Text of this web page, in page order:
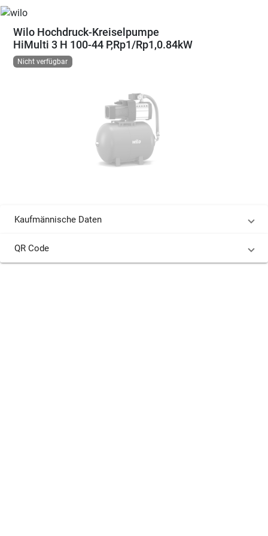
Wilo Hochdruck-Kreiselpumpe
HiMulti 3 H 100-44 P,Rp1/Rp1,0.84kW
Nicht verfügbar
Kaufmännische Daten
QR Code